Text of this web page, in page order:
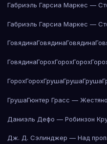
Габриэль Гарсиа Маркес —
Габриэль Гарсиа Маркес —
ГовядинаГовядинаГовядина
ГовядинаГорохГорохГорох
ГорохГорохГрушаГрушаГруша
ГрушаГюнтер Грасс —
Даниэль Дефо — Робинзон
Дж. Д. Сэлинджер — Над